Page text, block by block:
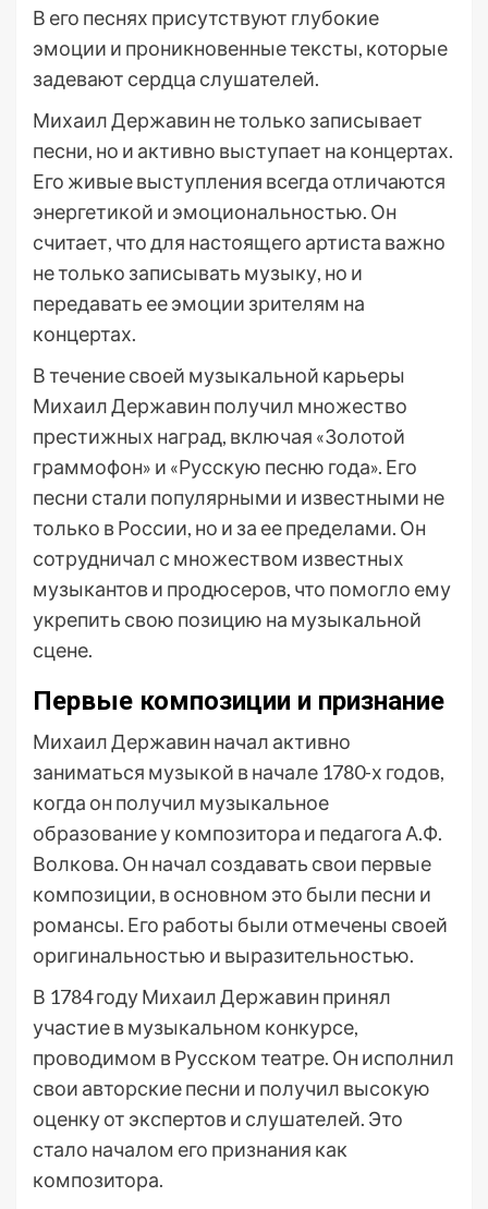
В его песнях присутствуют глубокие
эмоции и проникновенные тексты, которые
задевают сердца слушателей.
Михаил Державин не только записывает
песни, но и активно выступает на концертах.
Его живые выступления всегда отличаются
энергетикой и эмоциональностью. Он
считает, что для настоящего артиста важно
не только записывать музыку, но и
передавать ее эмоции зрителям на
концертах.
В течение своей музыкальной карьеры
Михаил Державин получил множество
престижных наград, включая «Золотой
граммофон» и «Русскую песню года». Его
песни стали популярными и известными не
только в России, но и за ее пределами. Он
сотрудничал с множеством известных
музыкантов и продюсеров, что помогло ему
укрепить свою позицию на музыкальной
сцене.
Первые композиции и признание
Михаил Державин начал активно
заниматься музыкой в начале 1780-х годов,
когда он получил музыкальное
образование у композитора и педагога А.Ф.
Волкова. Он начал создавать свои первые
композиции, в основном это были песни и
романсы. Его работы были отмечены своей
оригинальностью и выразительностью.
В 1784 году Михаил Державин принял
участие в музыкальном конкурсе,
проводимом в Русском театре. Он исполнил
свои авторские песни и получил высокую
оценку от экспертов и слушателей. Это
стало началом его признания как
композитора.